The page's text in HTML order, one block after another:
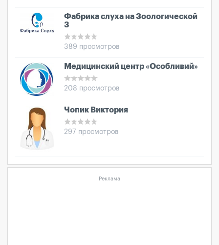
Фабрика слуха на Зоологической
3
389 просмотров
Медицинский центр «Особливий»
208 просмотров
Чопик Виктория
297 просмотров
Реклама